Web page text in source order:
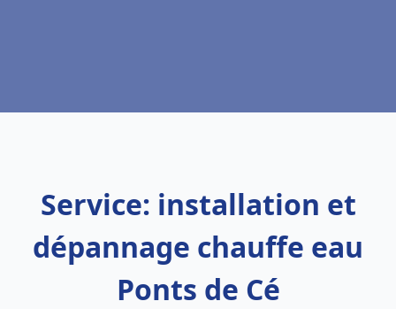
Service: installation et
dépannage chauffe eau
Ponts de Cé